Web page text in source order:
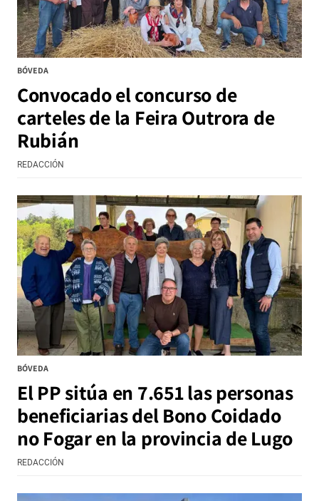
BÓVEDA
Convocado el concurso de
carteles de la Feira Outrora de
Rubián
REDACCIÓN
BÓVEDA
El PP sitúa en 7.651 las personas
beneficiarias del Bono Coidado
no Fogar en la provincia de Lugo
REDACCIÓN